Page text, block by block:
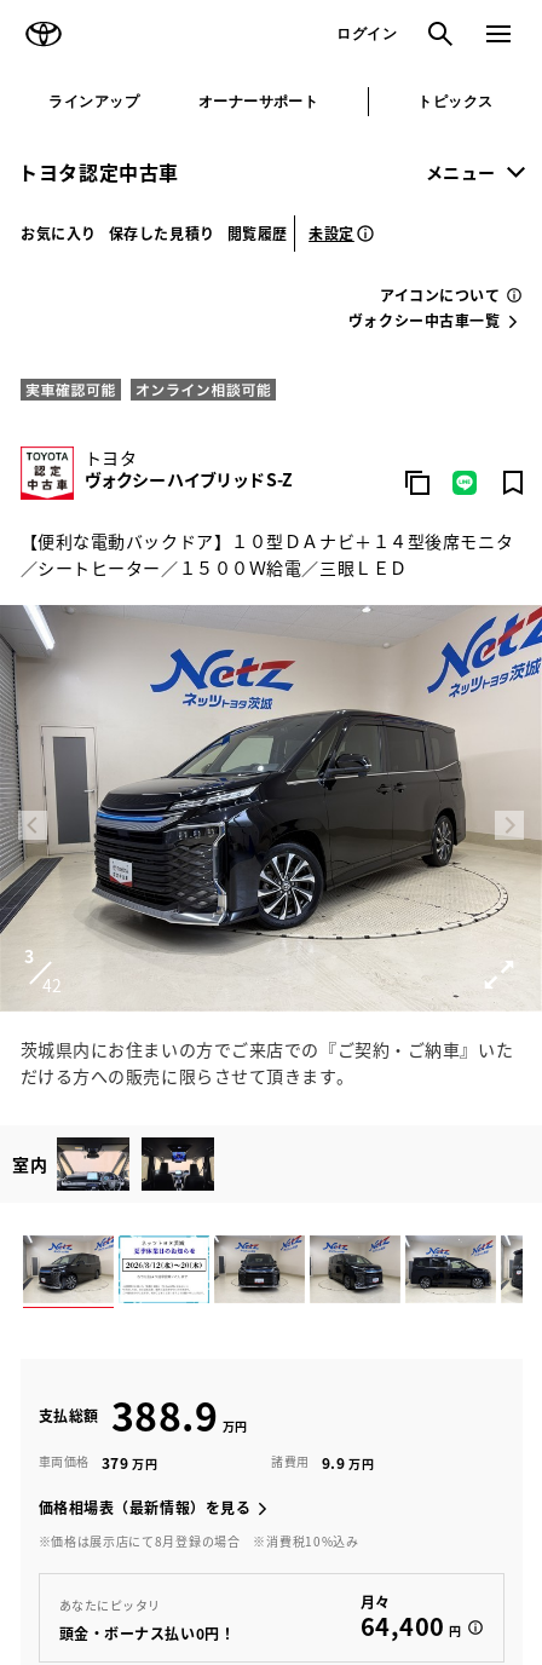
ログイン 検索 メニュ
ラインアップ オーナーサポート トピックス
トヨタ認定中古車 メニュー
お気に入り 保存した見積り 閲覧履歴 未設定
アイコンについて
ヴォクシー中古車一覧
トヨタ
ヴォクシー ハイブリッド S-Z
【便利な電動バックドア】１０型ＤＡナビ＋１４型後席モニタ
／シートヒーター／１５００Ｗ給電／三眼ＬＥＤ
3
42
茨城県内にお住まいの方でご来店での『ご契約・ご納車』いた
だける方への販売に限らさせて頂きます。
室内
支払総額 388.9
車両価格 379 諸費用 9.9
価格相場表（最新情報）を見る
※価格は展示店にて8月登録の場合 ※消費税10%込み
あなたにピッタリ
頭金・ボーナス払い0円！
月々
64,400 円